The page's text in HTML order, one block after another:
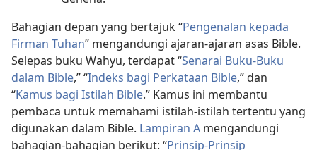
Bahagian depan yang bertajuk “Pengenalan kepada
Firman Tuhan” mengandungi ajaran-ajaran asas Bible.
Selepas buku Wahyu, terdapat “Senarai Buku-Buku
dalam Bible,” “Indeks bagi Perkataan Bible,” dan
“Kamus bagi Istilah Bible.” Kamus ini membantu
pembaca untuk memahami istilah-istilah tertentu yang
digunakan dalam Bible. Lampiran A mengandungi
bahagian-bahagian berikut: “Prinsip-Prinsip